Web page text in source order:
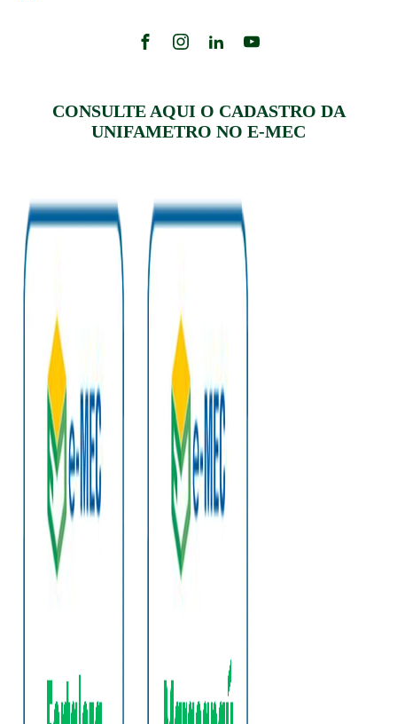
CONSULTE AQUI O CADASTRO DA
UNIFAMETRO NO E-MEC